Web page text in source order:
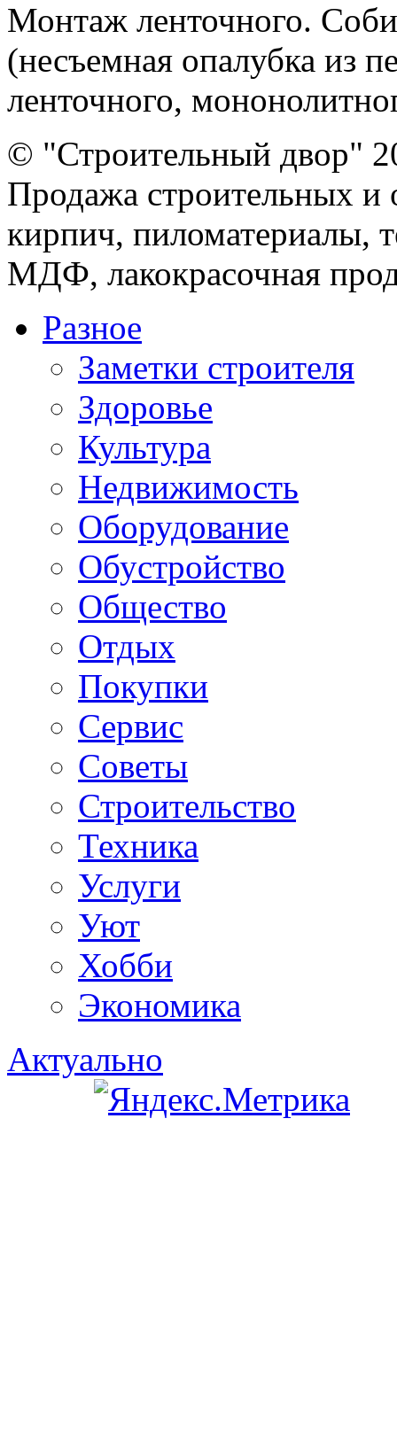
Монтаж ленточного.
(несъемная опалубка из
ленточного,
© "Строительный двор"
Продажа строительных и
кирпич, пиломатериалы,
МДФ, лакокрасочная
Разное
Заметки строителя
Здоровье
Культура
Недвижимость
Оборудование
Обустройство
Общество
Отдых
Покупки
Сервис
Советы
Строительство
Техника
Услуги
Уют
Хобби
Экономика
Актуально